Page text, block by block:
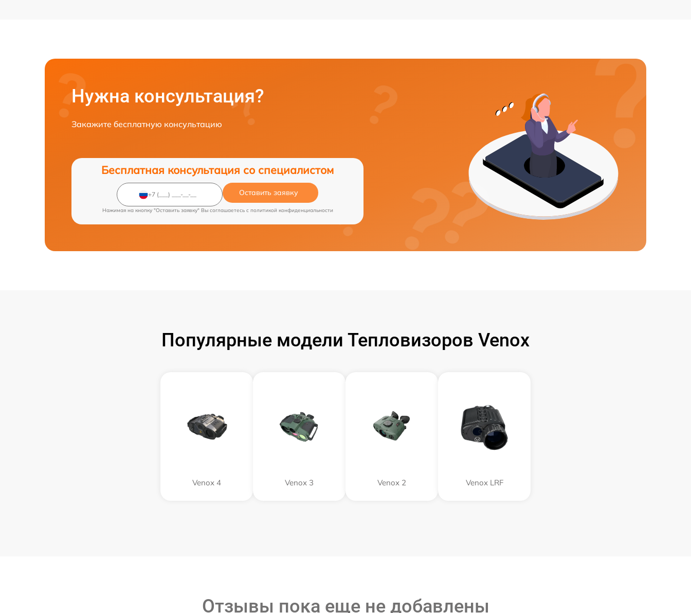
Нужна консультация?
Закажите бесплатную консультацию
Бесплатная консультация со специалистом
Оставить заявку
Нажимая на кнопку "Оставить заявку" Вы соглашаетесь c политикой конфиденциальности
Популярные модели Тепловизоров Venox
Venox 4 Venox 3 Venox 2 Venox LRF
Отзывы пока еще не добавлены